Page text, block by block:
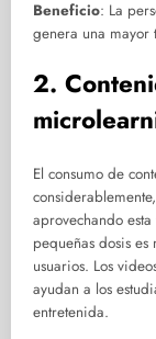
Beneficio: La
genera una mayor
2.
El consumo de
aprovechando
pequeñas dosis
usuarios. Los
ayudan a los
entretenida.